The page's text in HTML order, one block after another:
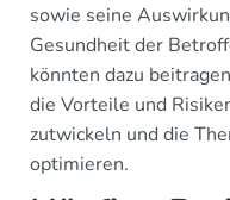
sowie seine
Gesundheit der
könnten dazu
die Vorteile und
zutwickeln und die
optimieren.